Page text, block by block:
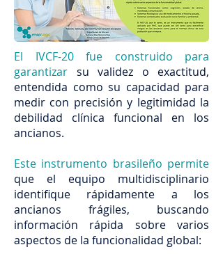
El IVCF-20 fue construido para
garantizar su validez o exactitud,
entendida como su capacidad para
medir con precisión y legitimidad la
debilidad clínica funcional en los
ancianos.
Este instrumento brasileño permite
que el equipo multidisciplinario
identifique rápidamente a los
ancianos frágiles, buscando
información rápida sobre varios
aspectos de la funcionalidad global: